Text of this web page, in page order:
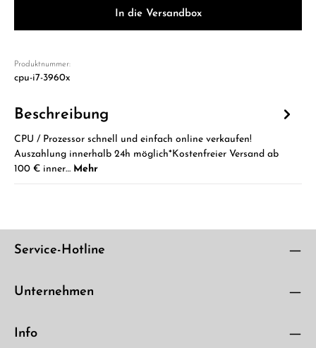
In die Versandbox
Produktnummer:
cpu-i7-3960x
Beschreibung
CPU / Prozessor schnell und einfach online verkaufen!
Auszahlung innerhalb 24h möglich*Kostenfreier Versand ab
100 € inner… Mehr
Service-Hotline
Unternehmen
Info